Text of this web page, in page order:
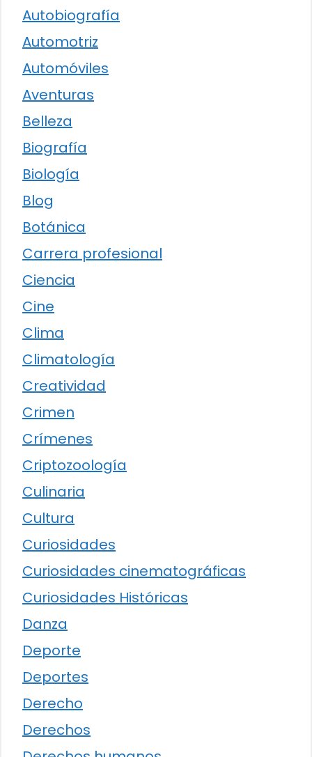
Autobiografía
Automotriz
Automóviles
Aventuras
Belleza
Biografía
Biología
Blog
Botánica
Carrera profesional
Ciencia
Cine
Clima
Climatología
Creatividad
Crimen
Crímenes
Criptozoología
Culinaria
Cultura
Curiosidades
Curiosidades cinematográficas
Curiosidades Históricas
Danza
Deporte
Deportes
Derecho
Derechos